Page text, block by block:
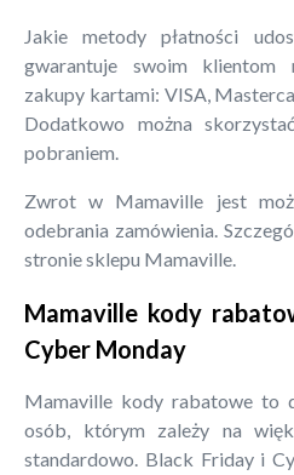
Jakie metody płatności
gwarantuje swoim klientom
zakupy kartami: VISA,
Dodatkowo można
pobraniem.
Zwrot w Mamaville jest
odebrania zamówienia.
stronie sklepu Mamaville.
Mamaville kody
Cyber Monday
Mamaville kody rabatowe to
osób, którym zależy na
standardowo. Black Friday i